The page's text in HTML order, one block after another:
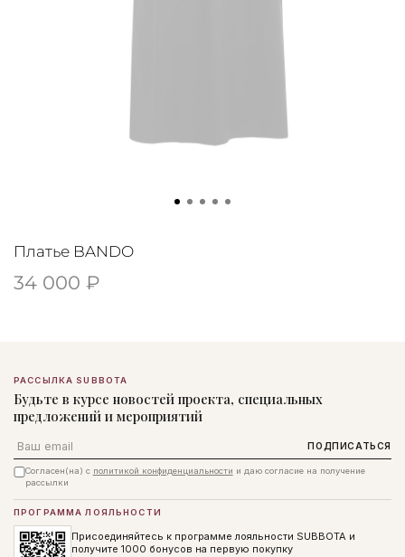
Платье BANDO
34 000 ₽
РАССЫЛКА SUBBOTA
Будьте в курсе новостей проекта, специальных
предложений и мероприятий
Email ПОДПИСАТЬСЯ
Согласен(на) с политикой конфиденциальности и даю согласие на получение
рассылки
ПРОГРАММА ЛОЯЛЬНОСТИ
Присоединяйтесь к программе лояльности SUBBOTA и
получите 1000 бонусов на первую покупку